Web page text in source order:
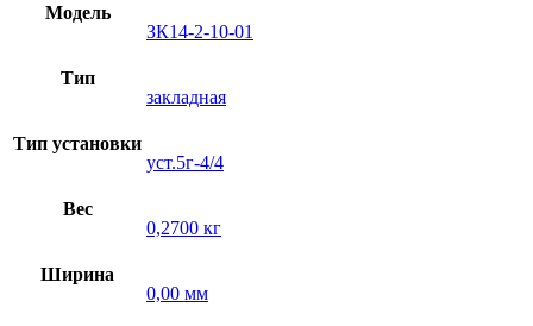
Модель
ЗК14-2-10-01
Тип
закладная
Тип установки
уст.5г-4/4
Вес
0,2700 кг
Ширина
0,00 мм